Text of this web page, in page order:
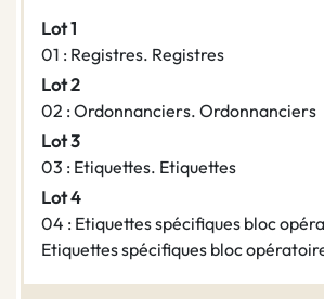
Lot 1
01 : Registres. Registres
Lot 2
02 : Ordonnanciers. Ordonnanciers
Lot 3
03 : Etiquettes. Etiquettes
Lot 4
04 : Etiquettes spécifiques bloc
Etiquettes spécifiques bloc